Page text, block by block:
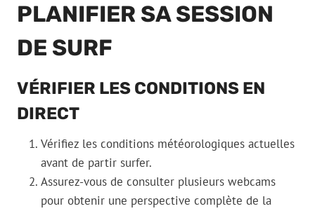
PLANIFIER SA SESSION
DE SURF
VÉRIFIER LES CONDITIONS EN
DIRECT
Vérifiez les conditions météorologiques actuelles
avant de partir surfer.
Assurez-vous de consulter plusieurs webcams
pour obtenir une perspective complète de la